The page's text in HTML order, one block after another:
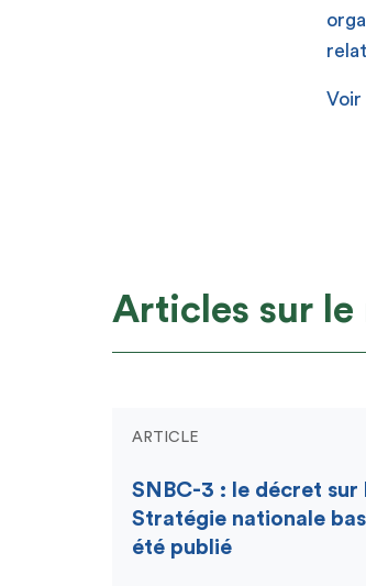
Voir
Articles sur le
ARTICLE
SNBC-3 : le décret
Stratégie nationale
été publié